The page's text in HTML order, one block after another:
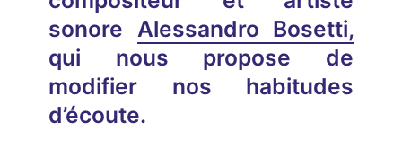
sonore Alessandro Bosetti,
qui nous propose de
modifier nos habitudes
d’écoute.